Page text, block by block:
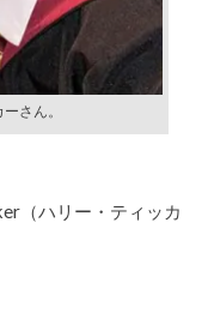
さん。
（ハリー・ティッカ